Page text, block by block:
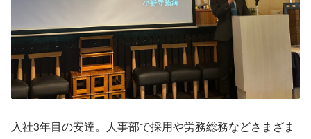
入社3年目の安達。人事部で採用や労務総務などさまざま